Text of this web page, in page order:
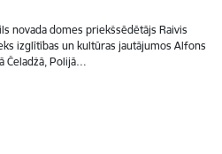
novada domes priekšsēdētājs Raivis
izglītības un kultūras jautājumos Alfons
Čeladžā, Polijā…